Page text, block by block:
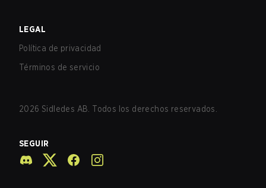
LEGAL
Política de privacidad
Términos de servicio
2026 Sidledes AB. Todos los derechos reservados.
SEGUIR